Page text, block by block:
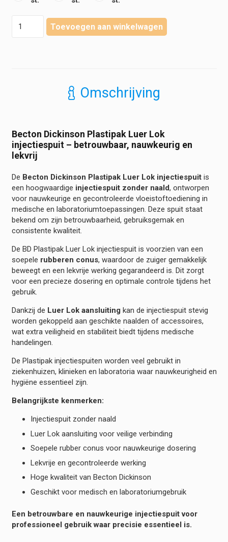
Dickinson
Toevoegen aan winkelwagen
Omschrijving
Becton Dickinson Plastipak Luer Lok
injectiespuit – betrouwbaar, nauwkeurig en
lekvrij
De Becton Dickinson Plastipak Luer Lok injectiespuitis
een hoogwaardige injectiespuit zonder naald, ontworpen
voor nauwkeurige en gecontroleerde vloeistoftoediening in
medische en laboratoriumtoepassingen. Deze spuit staat
bekend om zijn betrouwbaarheid, gebruiksgemak en
consistente kwaliteit.
De BD Plastipak Luer Lok injectiespuit is voorzien van een
soepele rubberen conus, waardoor de zuiger gemakkelijk
beweegt en een lekvrije werking gegarandeerd is. Dit zorgt
voor een precieze dosering en optimale controle tijdens het
gebruik.
Dankzij de Luer Lok aansluiting kan de injectiespuit stevig
worden gekoppeld aan geschikte naalden of accessoires,
wat extra veiligheid en stabiliteit biedt tijdens medische
handelingen.
De Plastipak injectiespuiten worden veel gebruikt in
ziekenhuizen, klinieken en laboratoria waar nauwkeurigheid en
hygiëne essentieel zijn.
Belangrijkste kenmerken:
Injectiespuit zonder naald
Luer Lok aansluiting voor veilige verbinding
Soepele rubber conus voor nauwkeurige dosering
Lekvrije en gecontroleerde werking
Hoge kwaliteit van Becton Dickinson
Geschikt voor medisch en laboratoriumgebruik
Een betrouwbare en nauwkeurige injectiespuit voor
professioneel gebruik waar precisie essentieel is.